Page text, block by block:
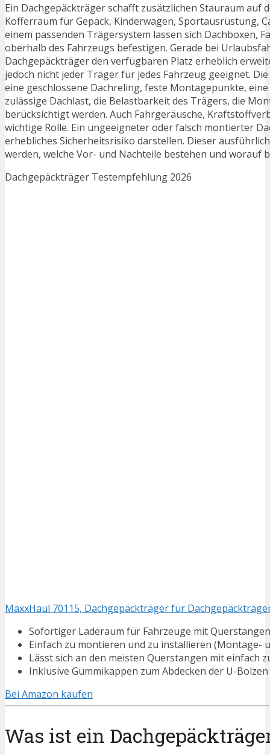
Ein Dachgepäckträger schafft zusätzlichen Stauraum auf
Kofferraum für Gepäck, Kinderwagen, Sportausrüstung,
einem passenden Trägersystem lassen sich Dachboxen,
oberhalb des Fahrzeugs befestigen. Gerade bei
Dachgepäckträger den verfügbaren Platz erheblich
jedoch nicht jeder Träger für jedes Fahrzeug geeignet.
eine geschlossene Dachreling, feste Montagepunkte,
zulässige Dachlast, die Belastbarkeit des Trägers, die
berücksichtigt werden. Auch Fahrgeräusche,
wichtige Rolle. Ein ungeeigneter oder falsch montierter
erhebliches Sicherheitsrisiko darstellen. Dieser
werden, welche Vor- und Nachteile bestehen und worauf
Dachgepäckträger Testempfehlung 2026
MaxxHaul 70115, Dachgepäckträger für
Sofortiger Laderaum für Fahrzeuge mit
Einfach zu montieren und zu installieren (Montage-
Lässt sich an den meisten Querstangen mit einfach
Inklusive Gummikappen zum Abdecken der U-
Bei Amazon kaufen
Was ist ein